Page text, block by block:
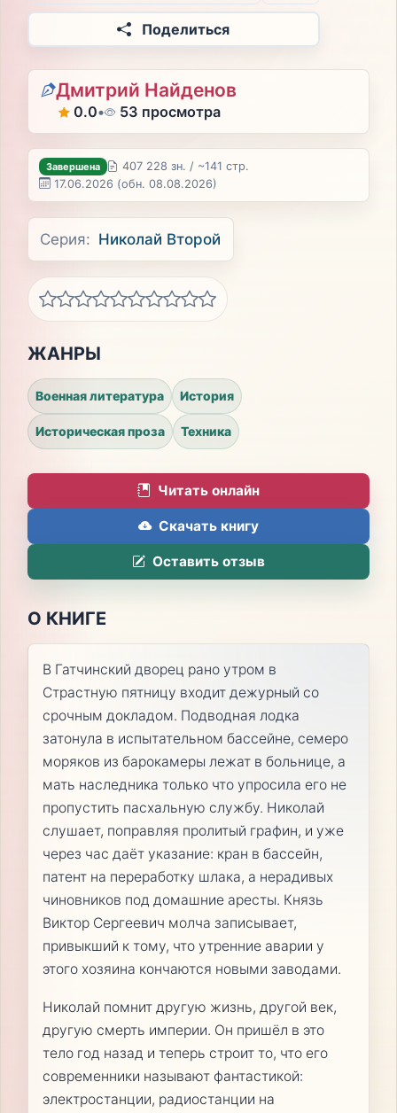
Поделиться
Дмитрий Найденов
0.0• 53 просмотра
Завершена
407 228 зн. / ~141 стр.
17.06.2026 (обн. 08.08.2026)
Серия: Николай Второй
ЖАНРЫ
Военная литература История
Историческая проза Техника
Читать онлайн
Скачать книгу
Оставить отзыв
О КНИГЕ
В Гатчинский дворец рано утром в
Страстную пятницу входит дежурный со
срочным докладом. Подводная лодка
затонула в испытательном бассейне, семеро
моряков из барокамеры лежат в больнице, а
мать наследника только что упросила его не
пропустить пасхальную службу. Николай
слушает, поправляя пролитый графин, и уже
через час даёт указание: кран в бассейн,
патент на переработку шлака, а нерадивых
чиновников под домашние аресты. Князь
Виктор Сергеевич молча записывает,
привыкший к тому, что утренние аварии у
этого хозяина кончаются новыми заводами.
Николай помнит другую жизнь, другой век,
другую смерть империи. Он пришёл в это
тело год назад и теперь строит то, что его
современники называют фантастикой:
электростанции, радиостанции на